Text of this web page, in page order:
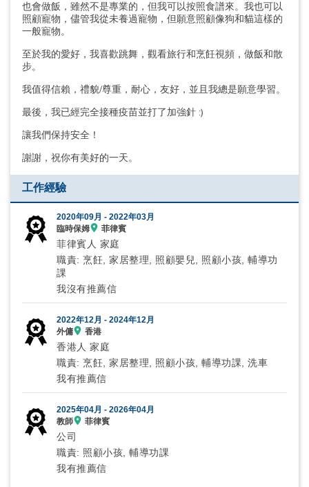
也會做飯，雖然不是專業的，但我可以按照食譜來。我也可以
照顧寵物，儘管我從未養過寵物，但願意照顧像狗和貓這樣的
一般寵物。
至於我的愛好，我喜歡跳舞，觀看旅行和烹飪視頻，做飯和散
步。
我值得信賴，禮貌/尊重，耐心，友好，並且我總是願意學習。
最後，我已經完全接種疫苗並打了加強針 :)
讓我們保持安全！
謝謝，祝你有美好的一天。
工作經驗
2020年09月 -2022年03月
臨時保姆
菲律賓
菲律賓人 家庭
職責: 烹飪, 家居整理, 照顧嬰兒, 照顧小孩, 輔導功
課
我沒有推薦信
2022年12月 -2024年12月
外傭
香港
香港人 家庭
職責: 烹飪, 家居整理, 照顧小孩, 輔導功課, 洗車
我有推薦信
2025年04月 -2026年04月
教師
菲律賓
公司
職責: 照顧小孩, 輔導功課
我有推薦信